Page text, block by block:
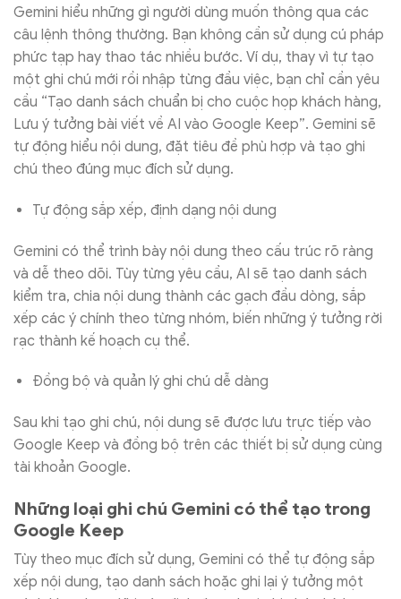
Gemini hiểu những gì người dùng muốn thông qua các
câu lệnh thông thường. Bạn không cần sử dụng cú pháp
phức tạp hay thao tác nhiều bước. Ví dụ, thay vì tự tạo
một ghi chú mới rồi nhập từng đầu việc, bạn chỉ cần yêu
cầu “Tạo danh sách chuẩn bị cho cuộc họp khách hàng,
Lưu ý tưởng bài viết về AI vào Google Keep”. Gemini sẽ
tự động hiểu nội dung, đặt tiêu đề phù hợp và tạo ghi
chú theo đúng mục đích sử dụng.
Tự động sắp xếp, định dạng nội dung
Gemini có thể trình bày nội dung theo cấu trúc rõ ràng
và dễ theo dõi. Tùy từng yêu cầu, AI sẽ tạo danh sách
kiểm tra, chia nội dung thành các gạch đầu dòng, sắp
xếp các ý chính theo từng nhóm, biến những ý tưởng rời
rạc thành kế hoạch cụ thể.
Đồng bộ và quản lý ghi chú dễ dàng
Sau khi tạo ghi chú, nội dung sẽ được lưu trực tiếp vào
Google Keep và đồng bộ trên các thiết bị sử dụng cùng
tài khoản Google.
Những loại ghi chú Gemini có thể tạo trong
Google Keep
Tùy theo mục đích sử dụng, Gemini có thể tự động sắp
xếp nội dung, tạo danh sách hoặc ghi lại ý tưởng một